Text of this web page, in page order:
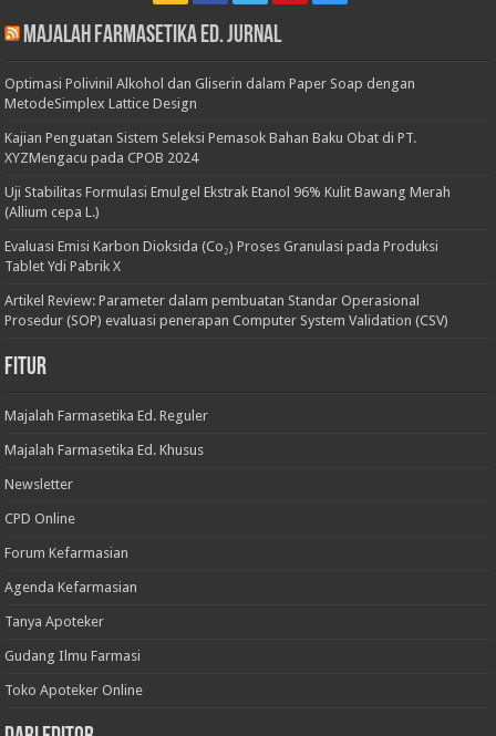
Majalah Farmasetika Ed. Jurnal
Optimasi Polivinil Alkohol dan Gliserin dalam Paper Soap dengan
MetodeSimplex Lattice Design
Kajian Penguatan Sistem Seleksi Pemasok Bahan Baku Obat di PT.
XYZMengacu pada CPOB 2024
Uji Stabilitas Formulasi Emulgel Ekstrak Etanol 96% Kulit Bawang Merah
(Allium cepa L.)
Evaluasi Emisi Karbon Dioksida (Co₂) Proses Granulasi pada Produksi
Tablet Ydi Pabrik X
Artikel Review: Parameter dalam pembuatan Standar Operasional
Prosedur (SOP) evaluasi penerapan Computer System Validation (CSV)
Fitur
Majalah Farmasetika Ed. Reguler
Majalah Farmasetika Ed. Khusus
Newsletter
CPD Online
Forum Kefarmasian
Agenda Kefarmasian
Tanya Apoteker
Gudang Ilmu Farmasi
Toko Apoteker Online